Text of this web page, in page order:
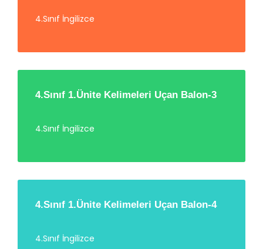
4.Sınıf İngilizce
4.Sınıf 1.Ünite Kelimeleri Uçan Balon-3
4.Sınıf İngilizce
4.Sınıf 1.Ünite Kelimeleri Uçan Balon-4
4.Sınıf İngilizce